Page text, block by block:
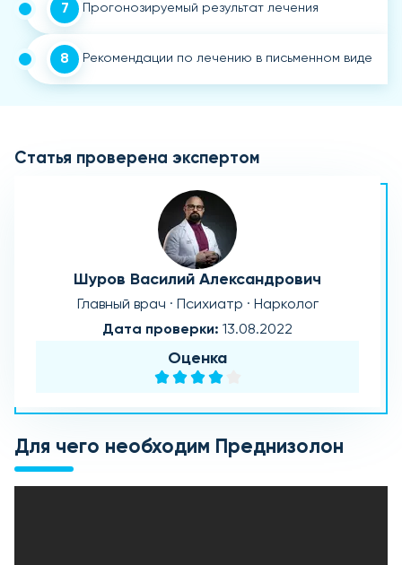
7 Прогонозируемый результат лечения
8 Рекомендации по лечению в письменном виде
Статья проверена экспертом
Шуров Василий Александрович
Главный врач · Психиатр · Нарколог
Дата проверки: 13.08.2022
Оценка
Для чего необходим Преднизолон